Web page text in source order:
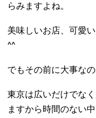
らみますよね。
美味しいお店、可愛
^^
でもその前に大事な
東京は広いだけでな
ますから時間のない